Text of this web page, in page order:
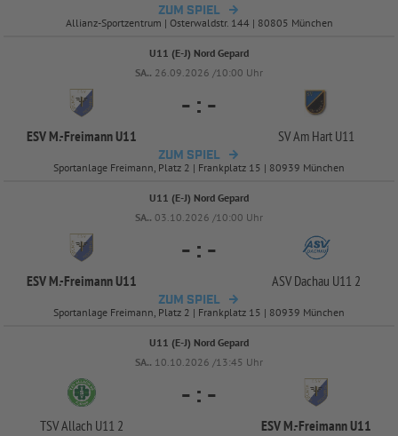
ZUM SPIEL
Allianz-Sportzentrum | Osterwaldstr. 144 | 80805 München
U11 (E-J) Nord Gepard
SA.. 26.09.2026 /10:00 Uhr
ESV M.-Freimann U11
- : -
SV Am Hart U11
ZUM SPIEL
Sportanlage Freimann, Platz 2 | Frankplatz 15 | 80939 München
U11 (E-J) Nord Gepard
SA.. 03.10.2026 /10:00 Uhr
ESV M.-Freimann U11
- : -
ASV Dachau U11 2
ZUM SPIEL
Sportanlage Freimann, Platz 2 | Frankplatz 15 | 80939 München
U11 (E-J) Nord Gepard
SA.. 10.10.2026 /13:45 Uhr
TSV Allach U11 2
- : -
ESV M.-Freimann U11